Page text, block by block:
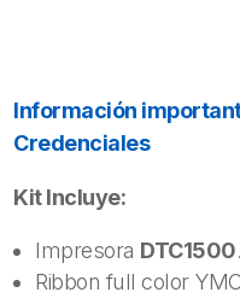
Información
Credenciales
Kit Incluye:
Impresora DTC1500.
Ribbon full color